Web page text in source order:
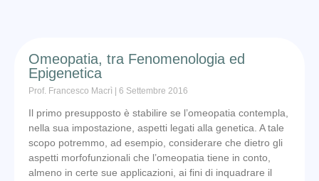
Omeopatia, tra Fenomenologia ed
Epigenetica
Prof. Francesco Macrì 6 Settembre 2016
Il primo presupposto è stabilire se l’omeopatia contempla,
nella sua impostazione, aspetti legati alla genetica. A tale
scopo potremmo, ad esempio, considerare che dietro gli
aspetti morfofunzionali che l’omeopatia tiene in conto,
almeno in certe sue applicazioni, ai fini di inquadrare il